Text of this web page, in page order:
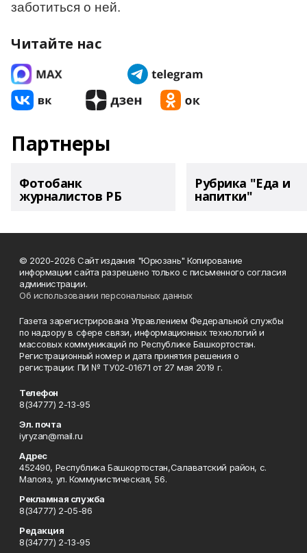
заботиться о ней.
Читайте нас
Партнеры
Фотобанк
журналистов РБ
Рубрика "Еда и
напитки"
© 2020-2026 Сайт издания "Юрюзань" Копирование
информации сайта разрешено только с письменного согласия
администрации.
Об использовании персональных данных
Газета зарегистрирована Управлением Федеральной службы
по надзору в сфере связи, информационных технологий и
массовых коммуникаций по Республике Башкортостан.
Регистрационный номер и дата принятия решения о
регистрации: ПИ № ТУ02-01671 от 27 мая 2019 г.
Телефон
8(34777) 2-13-95
Эл. почта
iyryzan@mail.ru
Адрес
452490, Республика Башкортостан,Салаватский район, с.
Малояз, ул. Коммунистическая, 56.
Рекламная служба
8(34777) 2-05-86
Редакция
8(34777) 2-13-95